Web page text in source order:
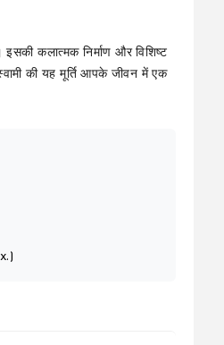
कलात्मक निर्माण और विशिष्ट
की यह मूर्ति आपके जीवन में एक